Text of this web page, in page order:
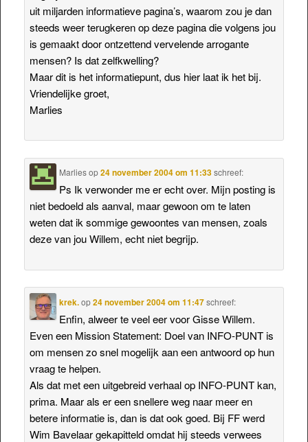
uit miljarden informatieve pagina’s, waarom zou je dan
steeds weer terugkeren op deze pagina die volgens jou
is gemaakt door ontzettend vervelende arrogante
mensen? Is dat zelfkwelling?
Maar dit is het informatiepunt, dus hier laat ik het bij.
Vriendelijke groet,
Marlies
Marliesop24 november 2004 om 11:33 schreef:
Ps Ik verwonder me er echt over. Mijn posting is
niet bedoeld als aanval, maar gewoon om te laten
weten dat ik sommige gewoontes van mensen, zoals
deze van jou Willem, echt niet begrijp.
krek.op24 november 2004 om 11:47 schreef:
Enfin, alweer te veel eer voor Gisse Willem.
Even een Mission Statement: Doel van INFO-PUNT is
om mensen zo snel mogelijk aan een antwoord op hun
vraag te helpen.
Als dat met een uitgebreid verhaal op INFO-PUNT kan,
prima. Maar als er een snellere weg naar meer en
betere informatie is, dan is dat ook goed. Bij FF werd
Wim Bavelaar gekapitteld omdat hij steeds verwees